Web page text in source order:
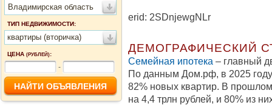
Владимирская область
ТИП НЕДВИЖИМОСТИ:
квартиры (вторичка)
ЦЕНА (РУБЛЕЙ):
-
erid: 2SDnjewgNLr
ДЕМОГРАФИЧЕСКИЙ
Семейная ипотека – главный
По данным Дом.рф, в 2025
82% новых квартир. В
на 4,4 трлн рублей, и 80% из